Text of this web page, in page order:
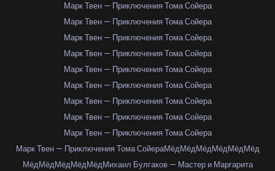
Марк Твен — Приключения Тома Сойера
Марк Твен — Приключения Тома Сойера
Марк Твен — Приключения Тома Сойера
Марк Твен — Приключения Тома Сойера
Марк Твен — Приключения Тома Сойера
Марк Твен — Приключения Тома Сойера
Марк Твен — Приключения Тома Сойера
Марк Твен — Приключения Тома Сойера
Марк Твен — Приключения Тома Сойера
Марк Твен — Приключения Тома СойераМёдМёдМёдМёдМёдМёд
МёдМёдМёдМёдМёдМихаил Булгаков — Мастер и Маргарита